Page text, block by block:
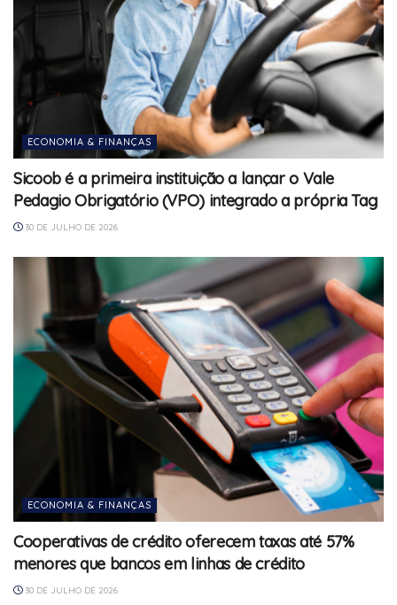
ECONOMIA & FINANÇAS
Sicoob é a primeira instituição a lançar o Vale
Pedagio Obrigatório (VPO) integrado a própria Tag
30 DE JULHO DE 2026
ECONOMIA & FINANÇAS
Cooperativas de crédito oferecem taxas até 57%
menores que bancos em linhas de crédito
30 DE JULHO DE 2026